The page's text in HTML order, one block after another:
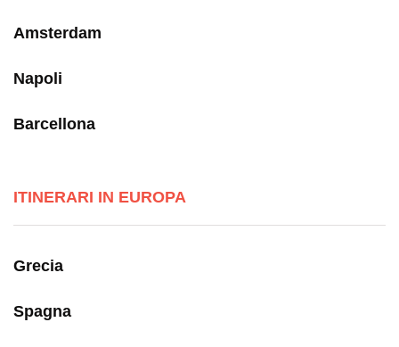
Amsterdam
Napoli
Barcellona
ITINERARI IN EUROPA
Grecia
Spagna